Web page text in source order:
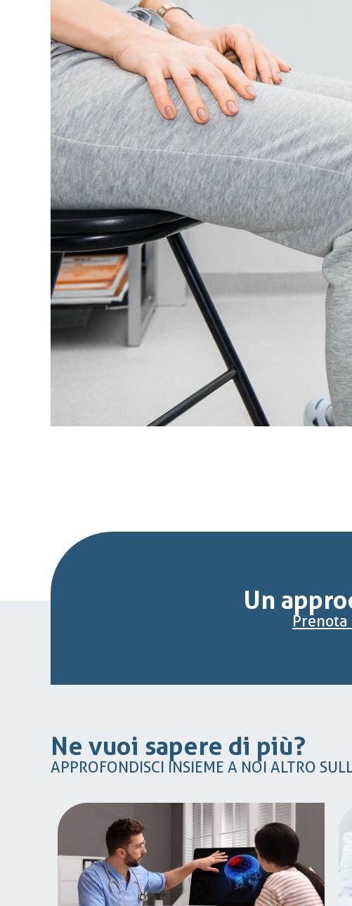
Un
Ne vuoi sapere di più?
APPROFONDISCI INSIEME A NOI ALTRO